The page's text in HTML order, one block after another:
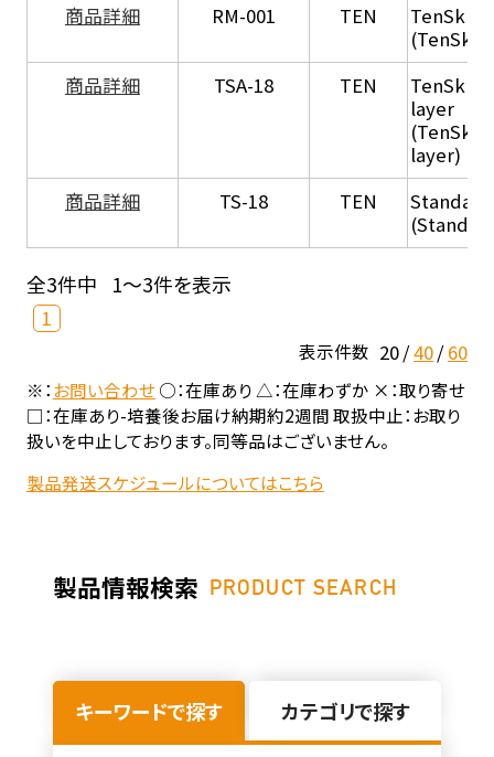
商品詳細 RM-001 TEN
TenSkin
(TenSkin
商品詳細 TSA-18 TEN
TenSkin
layer
(TenSkin
layer)
商品詳細
TS-18 TEN
全3件中 1～3件を表示
1
表示件数 20 40 60
※：お問い合わせ○：在庫あり △：在庫わずか ×：取り寄せ
□：在庫あり-培養後お届け納期約2週間 取扱中止：お取り
扱いを中止しております。同等品はございません。
製品発送スケジュールについてはこちら
製品情報検索 PRODUCT SEARCH
キーワードで探す カテゴリで探す